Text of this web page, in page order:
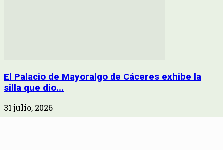
El Palacio de Mayoralgo de Cáceres exhibe la
silla que dio...
31 julio, 2026